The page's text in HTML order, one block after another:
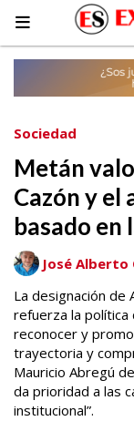
Metán
Cazón y el
basado en
La designación de
refuerza la política
reconocer y
trayectoria y
Mauricio Abregú
da prioridad a las
institucional”.
Sociedad
José Alberto